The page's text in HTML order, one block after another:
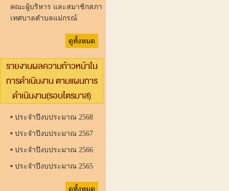
คณะผู้บริหาร และสมาชิกสภา
เทศบาลตำบลแม่กรณ์
ดูทั้งหมด
รายงานผลความก้าวหน้าใน
การดำเนินงาน ตามแผนการ
ดำเนินงาน(รอบไตรมาส)
• ประจำปีงบประมาณ 2568
• ประจำปีงบประมาณ 2567
• ประจำปีงบประมาณ 2566
• ประจำปีงบประมาณ 2565
ดูทั้งหมด